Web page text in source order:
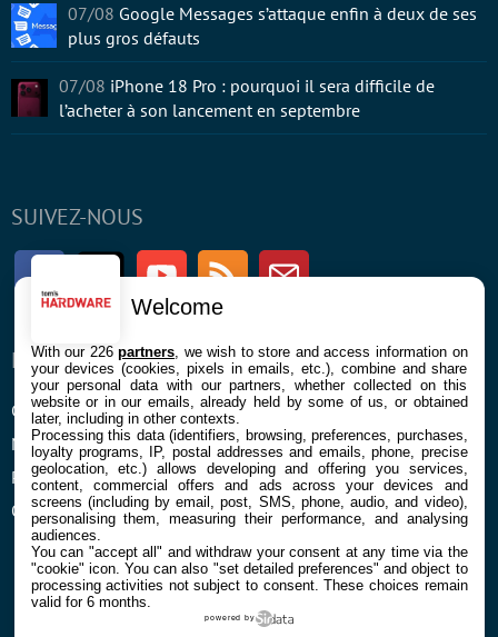
SUIVEZ-NOUS
FacebookTwitter Youtube RSS Newsletter
ENTREPRISE
Confidentialité et Cookies
Mentions légales et CGU
Préférences Cookies
Qui sommes nous
À PROPOS
Contact
07/08 Google Messages s’attaque enfin à deux de ses
plus gros défauts
07/08 iPhone 18 Pro : pourquoi il sera difficile de
l’acheter à son lancement en septembre
Welcome
With our 226partners , we wish to store and access information on
your devices (cookies, pixels in emails, etc.), combine and share
your personal data with our partners, whether collected on this
website or in our emails, already held by some of us, or obtained
later, including in other contexts.
Processing this data (identifiers, browsing, preferences, purchases,
loyalty programs, IP, postal addresses and emails, phone, precise
geolocation, etc.) allows developing and offering you services,
content, commercial offers and ads across your devices and
screens (including by email, post, SMS, phone, audio, and video),
personalising them, measuring their performance, and analysing
audiences.
You can "accept all" and withdraw your consent at any time via the
"cookie" icon. You can also "set detailed preferences" and object to
processing activities not subject to consent. These choices remain
valid for 6 months.
powered by